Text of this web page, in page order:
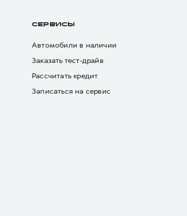
СЕРВИСЫ
Автомобили в наличии
Заказать тест-драйв
Рассчитать кредит
Записаться на сервис